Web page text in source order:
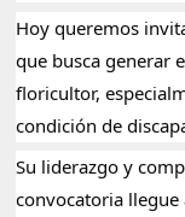
Hoy queremos
que busca generar
floricultor,
condición de
Su liderazgo y
convocatoria llegue